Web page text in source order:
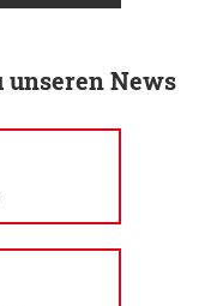
unseren News